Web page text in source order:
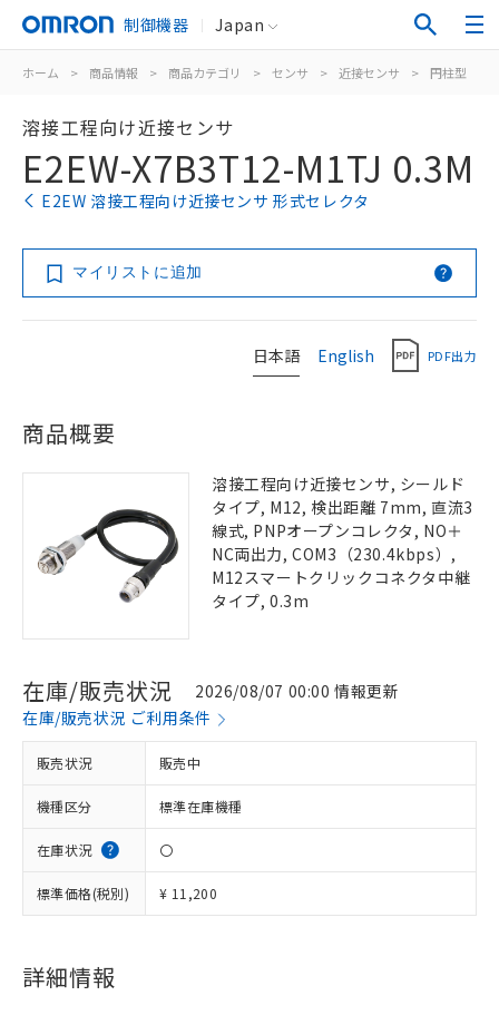
制御機器 Japan
ホーム > 商品情報 > 商品カテゴリ > センサ > 近接センサ > 円柱型
溶接工程向け近接センサ
E2EW-X7B3T12-M1TJ 0.3M
E2EW 溶接工程向け近接センサ 形式セレクタ
マイリストに追加
日本語 English PDF出力
商品概要
溶接工程向け近接センサ, シールド
タイプ, M12, 検出距離 7mm, 直流3
線式, PNPオープンコレクタ, NO＋
NC両出力, COM3（230.4kbps）,
M12スマートクリックコネクタ中継
タイプ, 0.3m
在庫/販売状況
2026/08/07 00:00 情報更新
在庫/販売状況 ご利用条件
販売状況 販売中
機種区分 標準在庫機種
在庫状況 〇
標準価格(税別) ¥ 11,200
詳細情報